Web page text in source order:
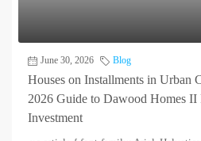
June 30, 2026 Blog
Houses on Installments in Urban
2026 Guide to Dawood Homes II
Investment